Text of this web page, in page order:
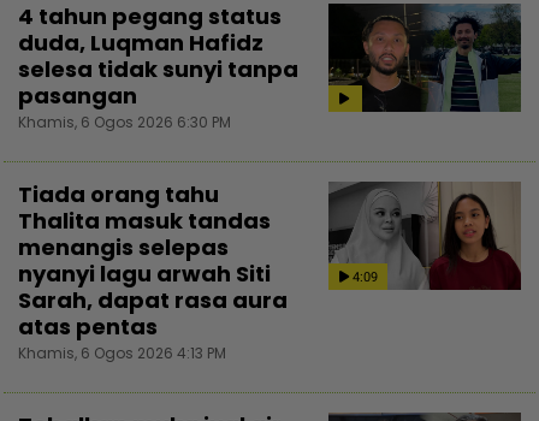
4 tahun pegang status
duda, Luqman Hafidz
selesa tidak sunyi tanpa
pasangan
Khamis, 6 Ogos 2026 6:30 PM
4:09
Tiada orang tahu
Thalita masuk tandas
menangis selepas
nyanyi lagu arwah Siti
Sarah, dapat rasa aura
atas pentas
Khamis, 6 Ogos 2026 4:13 PM